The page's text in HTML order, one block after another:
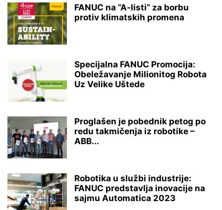
FANUC na “A-listi” za borbu
protiv klimatskih promena
Specijalna FANUC Promocija:
Obeležavanje Milionitog Robota
Uz Velike Uštede
Proglašen je pobednik petog po
redu takmičenja iz robotike –
ABB...
Robotika u službi industrije:
FANUC predstavlja inovacije na
sajmu Automatica 2023